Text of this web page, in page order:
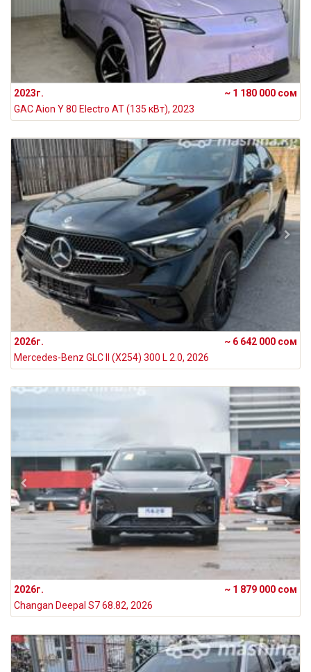
2023г.
~ 1 180 000 сом
GAC Aion Y 80 Electro AT (135 кВт), 2023
2026г.
~ 6 642 000 сом
Mercedes-Benz GLC II (X254) 300 L 2.0, 2026
2026г.
~ 1 879 000 сом
Changan Deepal S7 68.82, 2026